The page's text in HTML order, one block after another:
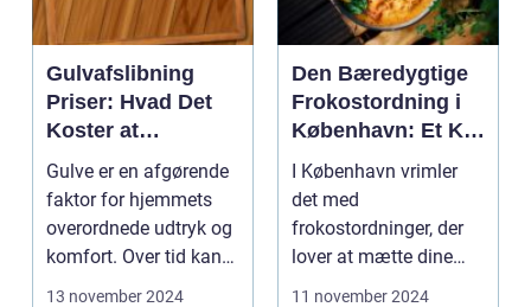
Gulvafslibning
Priser: Hvad Det
Koster at
Forskønne Dine
Gulve
Gulve er en afgørende
faktor for hjemmets
overordnede udtryk og
komfort. Over tid kan
selv de...
13 november 2024
Den Bæredygtige
Frokostordning i
København: Et Kig
på Dabba
I København vrimler
det med
frokostordninger, der
lover at mætte dine
medarbejdere med ...
11 november 2024